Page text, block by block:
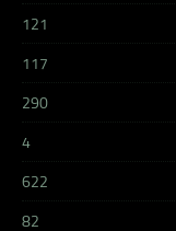
121
117
290
4
622
82